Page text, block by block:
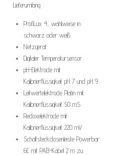
Lieferumfang:
ProfiLux 4, wahlweise in
schwarz oder weiß
Netzgerät
Digitaler Temperatursensor
pH-Elektrode mit
Kalibrierflüssigkeit pH 7 und pH 9
Leitwertelektrode Platin mit
Kalibrierflüssigkeit 50 mS
Redoxelektrode mit
Kalibrierflüssigkeit 220 mV
Schaltsteckdosenleiste Powerbar
6E mit PAB-Kabel 2 m zu